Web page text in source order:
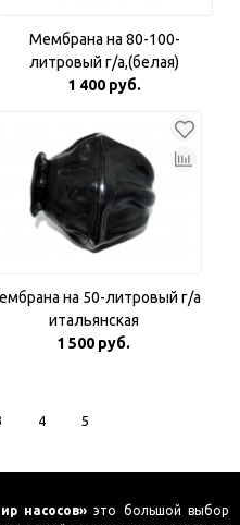
Мембрана на 80-100-
литровый г/а,(белая)
1 400 руб.
на 50-литровый г/а
итальянская
1 500 руб.
4 5
насосов» это большой выбор